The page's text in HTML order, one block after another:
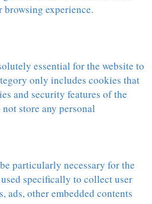
browsing experience.
essential for the website to
only includes cookies that
and security features of the
store any personal
particularly necessary for the
specifically to collect user
ads, other embedded contents